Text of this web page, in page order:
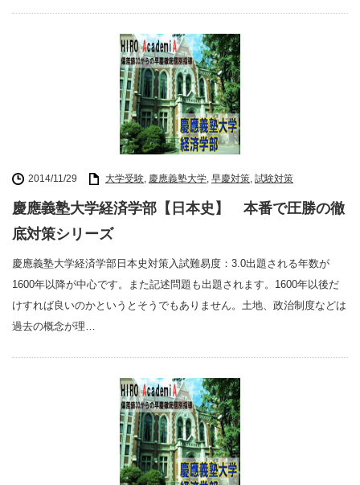
2014/11/29 大学受験, 慶應義塾大学, 早慶対策, 試験対策
慶應義塾大学経済学部【日本史】 本番で圧勝の徹
底対策シリーズ
慶應義塾大学経済学部日本史対策入試難易度：3.0出題される年数が
1600年以降が中心です。また記述問題も出題されます。1600年以後だ
けすれば良いのかというとそうでもありません。土地、政治制度などは
過去の概念が理…